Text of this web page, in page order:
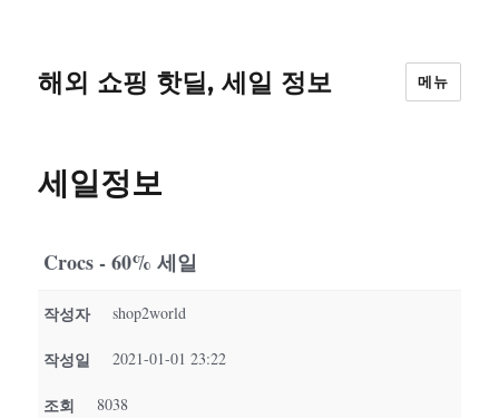
해외 쇼핑 핫딜, 세일 정보 메뉴
세일정보
Crocs - 60% 세일
작성자 shop2world
작성일 2021-01-01 23:22
조회 8038